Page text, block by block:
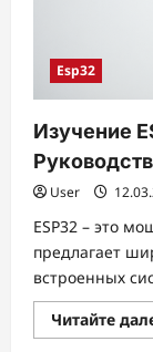
Esp32
Изучение
User
ESP32 – это
предлагает
встроенных
Читайте